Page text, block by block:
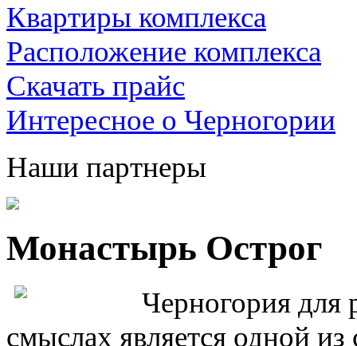
Квартиры комплекса
Расположение комплекса
Скачать прайс
Интересное о Черногории
Наши партнеры
Монастырь Острог
Черногория для
смыслах является одной